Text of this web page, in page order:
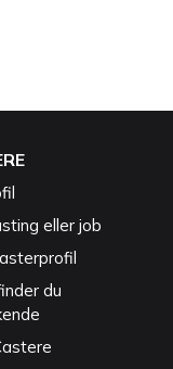
eller job
du